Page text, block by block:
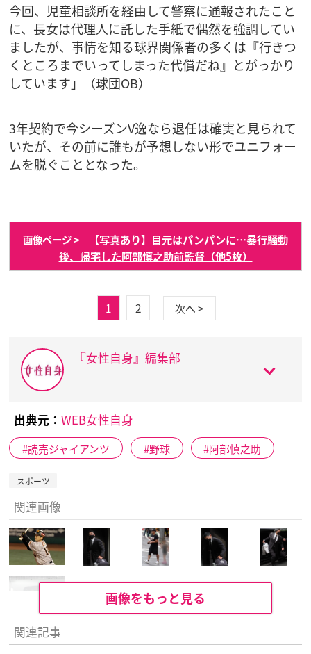
今回、児童相談所を経由して警察に通報されたこと
に、長女は代理人に託した手紙で偶然を強調してい
ましたが、事情を知る球界関係者の多くは『行きつ
くところまでいってしまった代償だね』とがっかり
しています」（球団OB）
3年契約で今シーズンV逸なら退任は確実と見られて
いたが、その前に誰もが予想しない形でユニフォー
ムを脱ぐこととなった。
画像ページ >
【写真あり】目元はパンパンに…暴行騒動
後、帰宅した阿部慎之助前監督（他5枚）
1 2 次へ >
『女性自身』編集部
出典元： WEB女性自身
読売ジャイアンツ 野球 阿部慎之助
スポーツ
関連画像
画像をもっと見る
関連記事